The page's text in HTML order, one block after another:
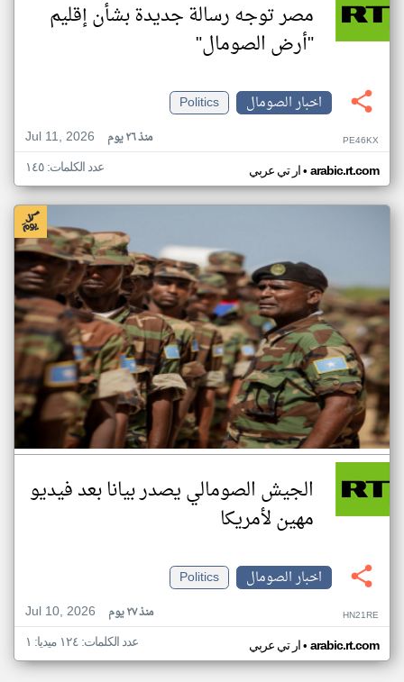
مصر توجه رسالة جديدة بشأن إقليم
"أرض الصومال"
اخبار الصومال
Politics
Jul 11, 2026
منذ ٢٦ يوم PE46KX
ار تي عربي• arabic.rt.com عدد الكلمات: ١٤٥
الجيش الصومالي يصدر بيانا بعد فيديو
مهين لأمريكا
اخبار الصومال
Politics
Jul 10, 2026
منذ ٢٧ يوم HN21RE
ار تي عربي• arabic.rt.com عدد الكلمات: ١٢٤ ميديا: ١